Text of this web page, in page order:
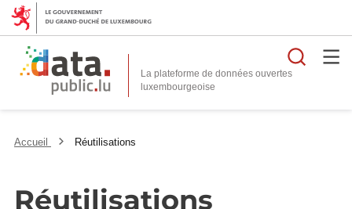
La plateforme de données ouvertes
Accueil Réutilisations
Réutilisations